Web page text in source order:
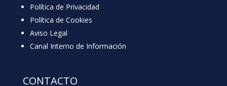
Política de Privacidad
Política de Cookies
Aviso Legal
Canal Interno de Información
CONTACTO